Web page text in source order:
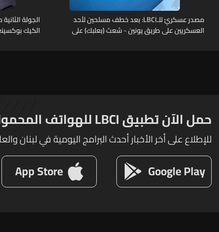
مصدر عسكريّ للـLBCI: بعد خطف مسلحين لأحد
العسكريين على طريق يونين - شعث (بعلبك) على
الكيك
حمل الآن تطبيق LBCI للهواتف المحمولة
للإطلاع على أخر الأخبار أحدث البرامج اليومية في لبنان
Google Play
App Store